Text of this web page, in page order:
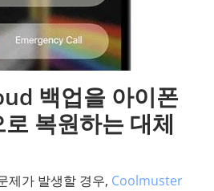
백업을 아이폰
복원하는 대체
제가 발생할 경우, Coolmuster